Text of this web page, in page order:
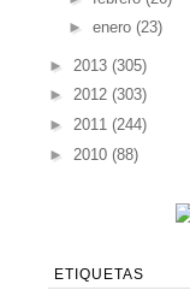
► enero (23)
► 2013 (305)
► 2012 (303)
► 2011 (244)
► 2010 (88)
ETIQUETAS